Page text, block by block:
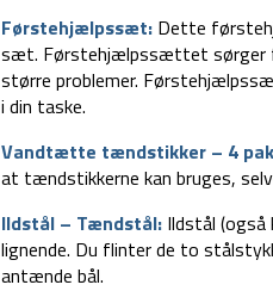
Førstehjælpssæt: Dette
sæt. Førstehjælpssættet sørger
større problemer.
i din taske.
Vandtætte tændstikker – 4
at tændstikkerne kan bruges,
Ildstål – Tændstål: Ildstål
lignende. Du flinter de to
antænde bål.